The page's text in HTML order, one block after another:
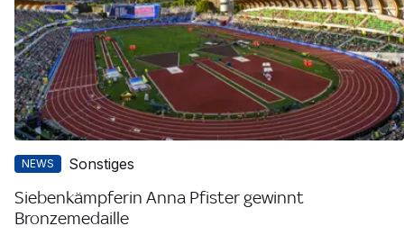
NEWS Sonstiges
Siebenkämpferin Anna Pfister gewinnt
Bronzemedaille